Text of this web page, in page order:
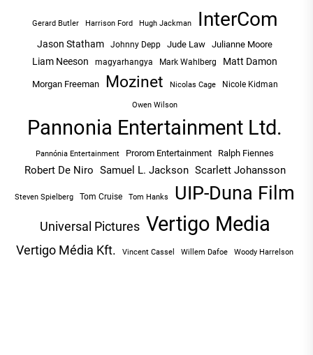
Gerard Butler Harrison Ford Hugh Jackman InterCom
Jason Statham Johnny Depp Jude Law Julianne Moore
Liam Neeson magyarhangya Mark Wahlberg Matt Damon
Morgan Freeman Mozinet Nicolas Cage Nicole Kidman
Owen Wilson
Pannonia Entertainment Ltd.
Pannónia Entertainment Prorom Entertainment Ralph Fiennes
Robert De Niro Samuel L. Jackson Scarlett Johansson
Steven Spielberg Tom Cruise Tom Hanks UIP-Duna Film
Universal Pictures Vertigo Media
Vertigo Média Kft. Vincent Cassel Willem Dafoe Woody Harrelson